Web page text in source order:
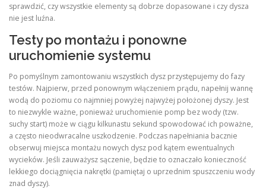
sprawdzić, czy wszystkie elementy są dobrze dopasowane i czy dysza
nie jest luźna.
Testy po montażu i ponowne
uruchomienie systemu
Po pomyślnym zamontowaniu wszystkich dysz przystępujemy do fazy
testów. Najpierw, przed ponownym włączeniem prądu, napełnij wannę
wodą do poziomu co najmniej powyżej najwyżej położonej dyszy. Jest
to niezwykle ważne, ponieważ uruchomienie pomp bez wody (tzw.
suchy start) może w ciągu kilkunastu sekund spowodować ich poważne,
a często nieodwracalne uszkodzenie. Podczas napełniania bacznie
obserwuj miejsca montażu nowych dysz pod kątem ewentualnych
wycieków. Jeśli zauważysz sączenie, będzie to oznaczało konieczność
lekkiego dociągnięcia nakrętki (pamiętaj o uprzednim spuszczeniu wody
znad dyszy).